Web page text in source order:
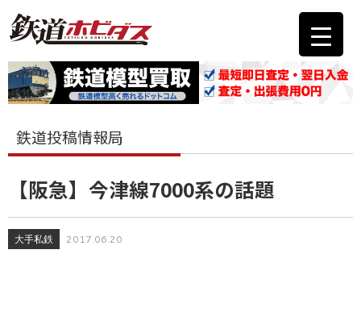
鉄道投稿情報局
【阪急】今津線7000系の話題
大手私鉄 2017.06.20